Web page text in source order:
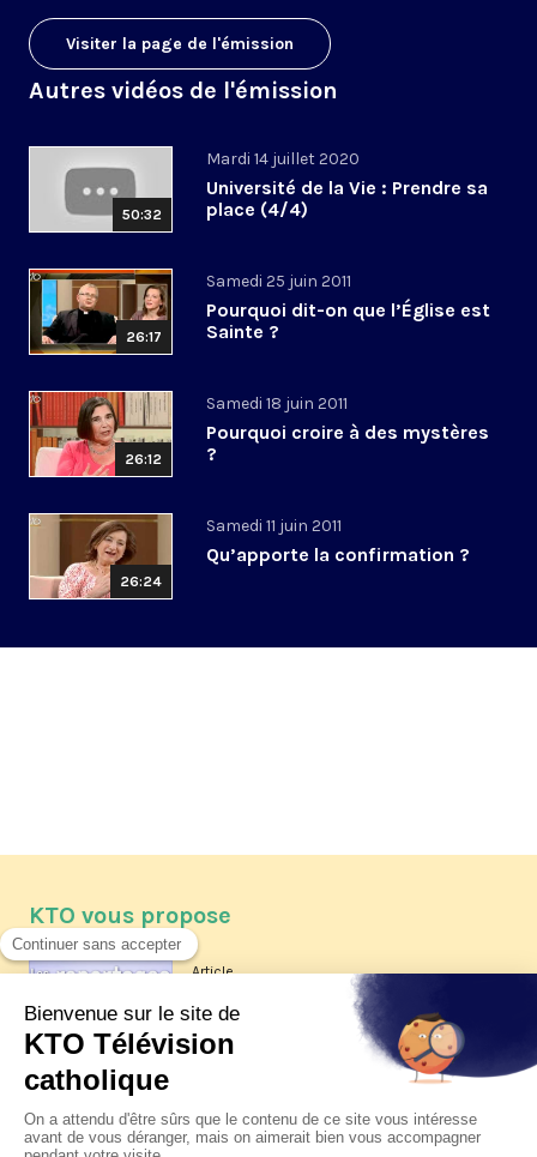
Visiter la page de l'émission
Autres vidéos de l'émission
50:32
Mardi 14 juillet 2020
Université de la Vie : Prendre sa
place (4/4)
26:17
Samedi 25 juin 2011
Pourquoi dit-on que l’Église est
Sainte ?
26:12
Samedi 18 juin 2011
Pourquoi croire à des mystères
?
26:24
Samedi 11 juin 2011
Qu’apporte la confirmation ?
KTO vous propose
Article
Les reportages d'été 2026 de KTO
La visite pastorale du pape Léon
XIV à Assise à suivre sur KTO le
jeudi 6 août